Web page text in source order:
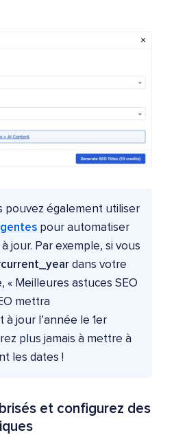
pouvez également utiliser
pour automatiser
jour. Par exemple, si vous
dans votre
« Meilleures astuces SEO
mettra
jour l’année le 1er
plus jamais à mettre à
les dates !
et configurez des